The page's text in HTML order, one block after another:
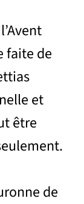
faite de
et
être
de